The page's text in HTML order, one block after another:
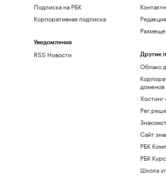
Подписка на РБК
Корпоративная подписка
Уведомления
RSS Новости
Редакция
Другие
Облако
доменов
Хостинг
Сайт
РБК
РБК
Школа